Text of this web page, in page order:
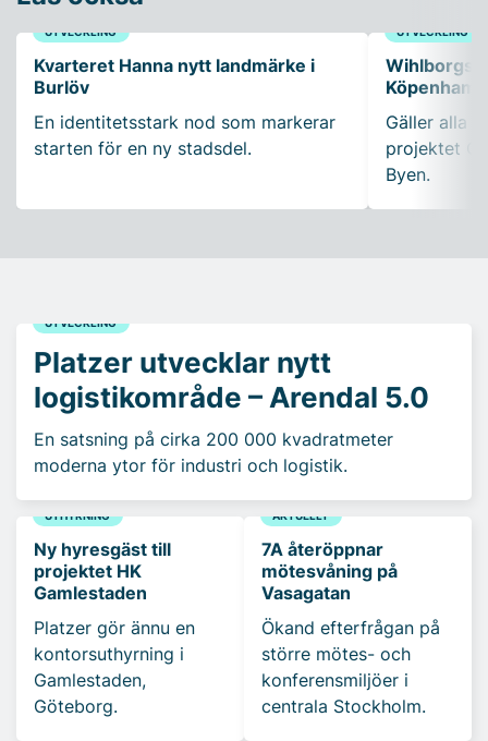
UTVECKLING
Kvarteret Hanna nytt landmärke i
Burlöv
En identitetsstark nod som markerar
starten för en ny stadsdel.
UTVECKLING
Wihlborgs
Köpenhamn
Gäller alla
projektet
Byen.
UTVECKLING
Platzer utvecklar nytt
logistikområde – Arendal 5.0
En satsning på cirka 200 000 kvadratmeter
moderna ytor för industri och logistik.
UTHYRNING
Ny hyresgäst till
projektet HK
Gamlestaden
Platzer gör ännu en
kontorsuthyrning i
Gamlestaden,
Göteborg.
AKTUELLT
7A återöppnar
mötesvåning på
Vasagatan
Ökand efterfrågan på
större mötes- och
konferensmiljöer i
centrala Stockholm.